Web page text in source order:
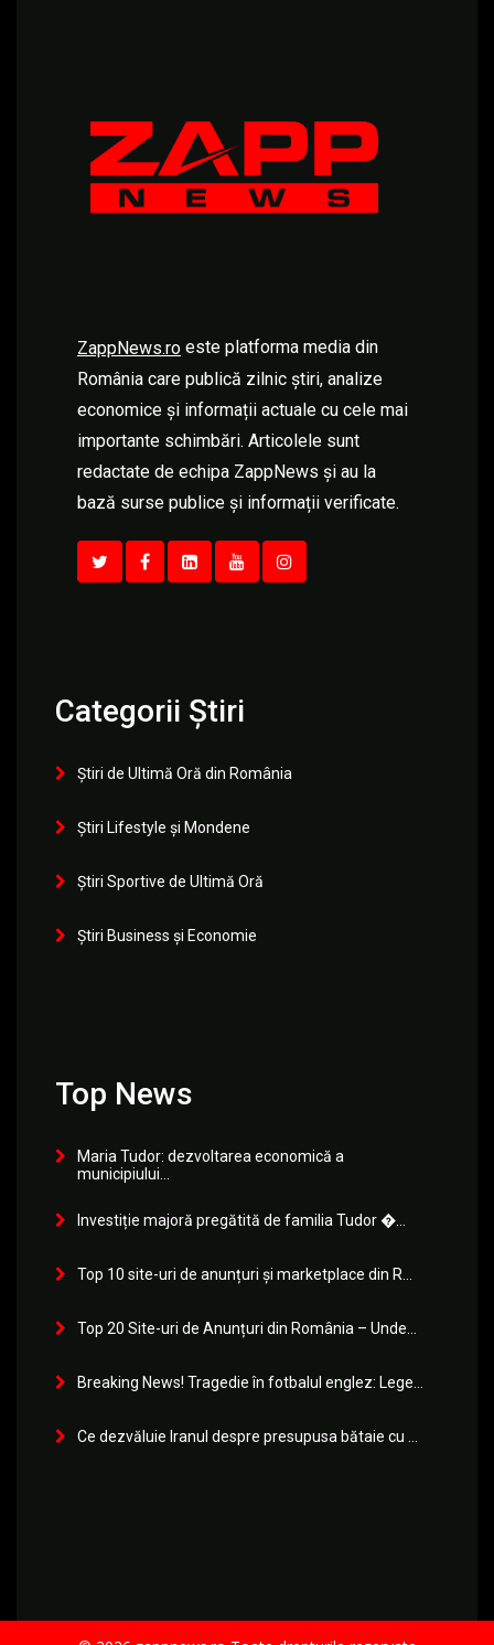
ZappNews.ro este platforma media din
România care publică zilnic știri, analize
economice și informații actuale cu cele mai
importante schimbări. Articolele sunt
redactate de echipa ZappNews și au la
bază surse publice și informații verificate.
Categorii Știri
Știri de Ultimă Oră din România
Știri Lifestyle și Mondene
Știri Sportive de Ultimă Oră
Știri Business și Economie
Top News
Maria Tudor: dezvoltarea economică a
municipiului...
Investiție majoră pregătită de familia Tudor �...
Top 10 site-uri de anunțuri și marketplace din R...
Top 20 Site-uri de Anunțuri din România – Unde...
Breaking News! Tragedie în fotbalul englez: Lege...
Ce dezvăluie Iranul despre presupusa bătaie cu ...